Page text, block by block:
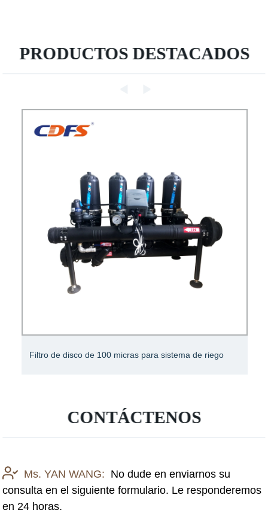
PRODUCTOS DESTACADOS
Filtro de papel Hydac de referencia cruzada de 3
micras/filtro hidráulico industrial/filtro equivalente
CONTÁCTENOS
Ms. YAN WANG: No dude en enviarnos su
consulta en el siguiente formulario. Le responderemos
en 24 horas.